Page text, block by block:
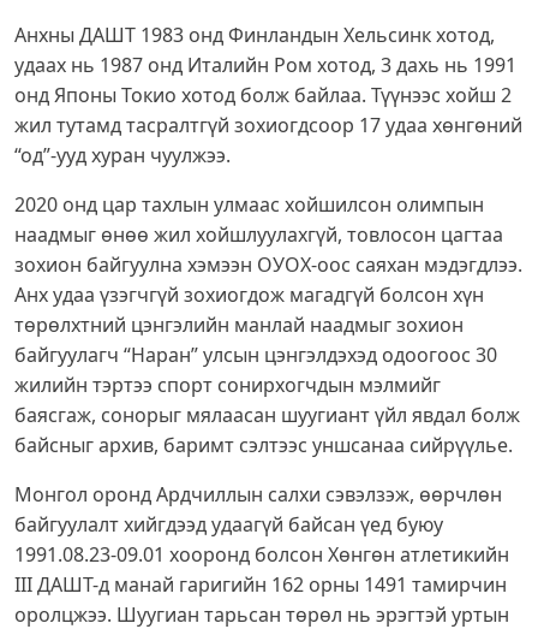
Анхны ДАШТ 1983 онд Финландын Хельсинк хотод,
удаах нь 1987 онд Италийн Ром хотод, 3 дахь нь 1991
онд Японы Токио хотод болж байлаа. Түүнээс хойш 2
жил тутамд тасралтгүй зохиогдсоор 17 удаа хөнгөний
“од”-ууд хуран чуулжээ.
2020 онд цар тахлын улмаас хойшилсон олимпын
наадмыг өнөө жил хойшлуулахгүй, товлосон цагтаа
зохион байгуулна хэмээн ОУОХ-оос саяхан мэдэгдлээ.
Анх удаа үзэгчгүй зохиогдож магадгүй болсон хүн
төрөлхтний цэнгэлийн манлай наадмыг зохион
байгуулагч “Наран” улсын цэнгэлдэхэд одоогоос 30
жилийн тэртээ спорт сонирхогчдын мэлмийг
баясгаж, сонорыг мялаасан шуугиант үйл явдал болж
байсныг архив, баримт сэлтээс уншсанаа сийрүүлье.
Монгол оронд Ардчиллын салхи сэвэлзэж, өөрчлөн
байгуулалт хийгдээд удаагүй байсан үед буюу
1991.08.23-09.01 хооронд болсон Хөнгөн атлетикийн
III ДАШТ-д манай гаригийн 162 орны 1491 тамирчин
оролцжээ. Шуугиан тарьсан төрөл нь эрэгтэй уртын